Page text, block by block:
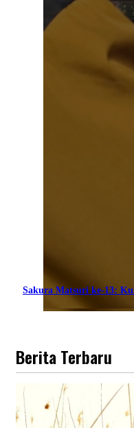
Sakura Matsuri ke-13:
Berita Terbaru